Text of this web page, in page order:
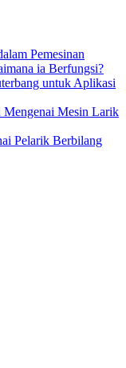
Pemesinan
ia Berfungsi?
untuk Aplikasi
Mengenai Mesin Larik
Pelarik Berbilang